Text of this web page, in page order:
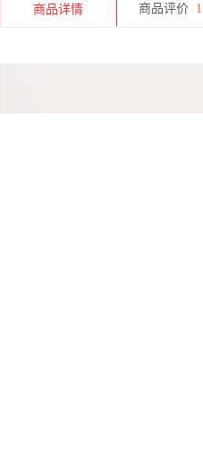
商品详情 商品评价